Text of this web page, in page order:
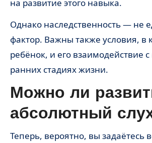
на развитие этого навыка.
Однако наследственность — не
фактор. Важны также условия, в
ребёнок, и его взаимодействие
ранних стадиях жизни.
Можно ли
абсолютный
Теперь, вероятно, вы задаётесь